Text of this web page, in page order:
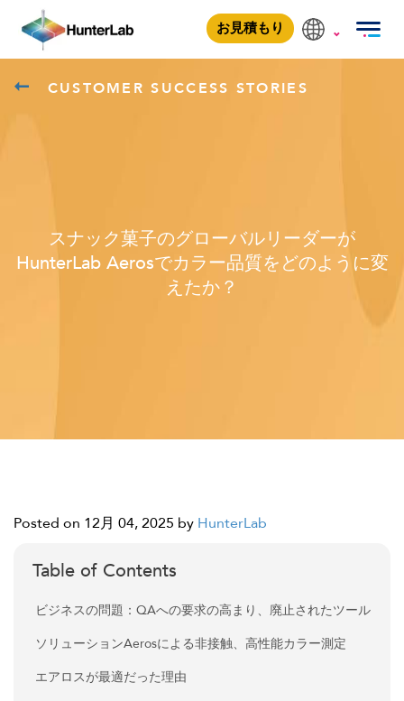
お見積もり
yellownew
CUSTOMER SUCCESS STORIES
スナック菓子のグローバルリーダーが
HunterLab Aerosでカラー品質をどのように変
えたか？
Posted on 12月 04, 2025 by HunterLab
Table of Contents
ビジネスの問題：QAへの要求の高まり、廃止されたツール
ソリューションAerosによる非接触、高性能カラー測定
エアロスが最適だった理由